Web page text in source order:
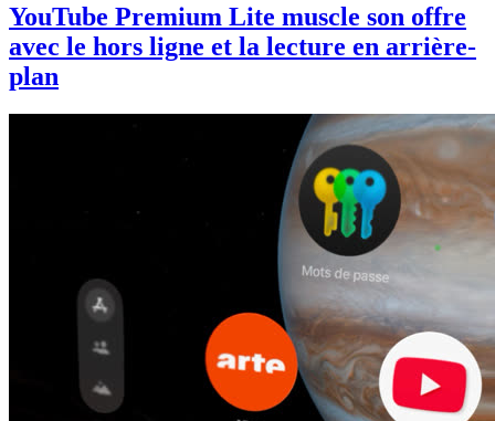
YouTube Premium Lite muscle son offre
avec le hors ligne et la lecture en arrière-
plan